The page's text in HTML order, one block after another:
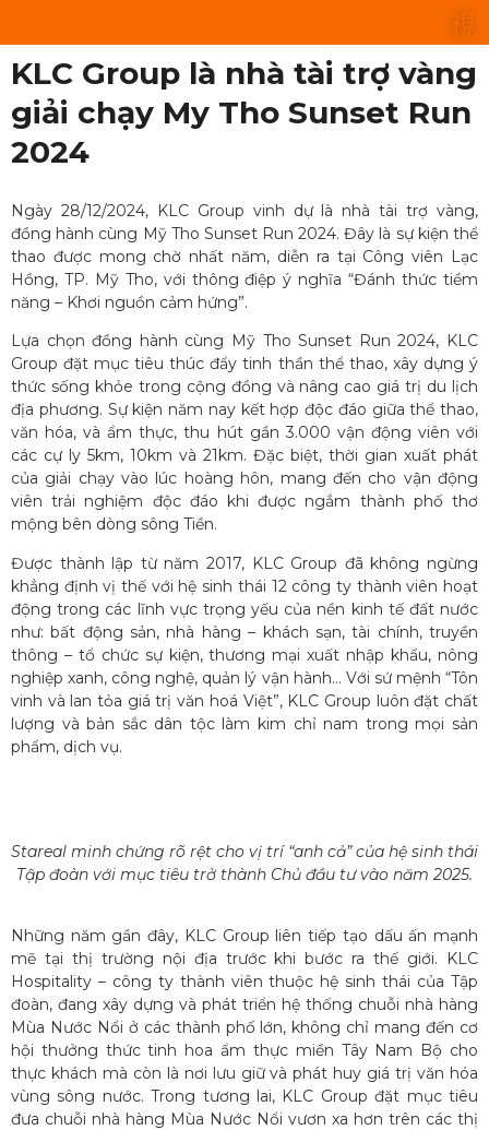
KLC Group là nhà tài trợ vàng
giải chạy My Tho Sunset Run
2024
Ngày 28/12/2024, KLC Group vinh dự là nhà tài trợ vàng,
đồng hành cùng Mỹ Tho Sunset Run 2024. Đây là sự kiện thể
thao được mong chờ nhất năm, diễn ra tại Công viên Lạc
Hồng, TP. Mỹ Tho, với thông điệp ý nghĩa “Đánh thức tiềm
năng – Khơi nguồn cảm hứng”.
Lựa chọn đồng hành cùng Mỹ Tho Sunset Run 2024, KLC
Group đặt mục tiêu thúc đẩy tinh thần thể thao, xây dựng ý
thức sống khỏe trong cộng đồng và nâng cao giá trị du lịch
địa phương. Sự kiện năm nay kết hợp độc đáo giữa thể thao,
văn hóa, và ẩm thực, thu hút gần 3.000 vận động viên với
các cự ly 5km, 10km và 21km. Đặc biệt, thời gian xuất phát
của giải chạy vào lúc hoàng hôn, mang đến cho vận động
viên trải nghiệm độc đáo khi được ngắm thành phố thơ
mộng bên dòng sông Tiền.
Được thành lập từ năm 2017, KLC Group đã không ngừng
khẳng định vị thế với hệ sinh thái 12 công ty thành viên hoạt
động trong các lĩnh vực trọng yếu của nền kinh tế đất nước
như: bất động sản, nhà hàng – khách sạn, tài chính, truyền
thông – tổ chức sự kiện, thương mại xuất nhập khẩu, nông
nghiệp xanh, công nghệ, quản lý vận hành… Với sứ mệnh “Tôn
vinh và lan tỏa giá trị văn hoá Việt”, KLC Group luôn đặt chất
lượng và bản sắc dân tộc làm kim chỉ nam trong mọi sản
phẩm, dịch vụ.
Stareal minh chứng rõ rệt cho vị trí “anh cả” của hệ sinh thái
Tập đoàn với mục tiêu trở thành Chủ đầu tư vào năm 2025.
Những năm gần đây, KLC Group liên tiếp tạo dấu ấn mạnh
mẽ tại thị trường nội địa trước khi bước ra thế giới. KLC
Hospitality – công ty thành viên thuộc hệ sinh thái của Tập
đoàn, đang xây dựng và phát triển hệ thống chuỗi nhà hàng
Mùa Nước Nổi ở các thành phố lớn, không chỉ mang đến cơ
hội thưởng thức tinh hoa ẩm thực miền Tây Nam Bộ cho
thực khách mà còn là nơi lưu giữ và phát huy giá trị văn hóa
vùng sông nước. Trong tương lai, KLC Group đặt mục tiêu
đưa chuỗi nhà hàng Mùa Nước Nổi vươn xa hơn trên các thị